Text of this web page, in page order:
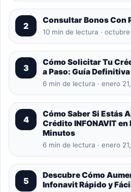
2
Consultar Bonos Con
10 min de lectura ·
3
Cómo Solicitar Tu
a Paso: Guía Definitiva
6 min de lectura · enero
4
Cómo Saber Si Estás
Crédito INFONAVIT en
Minutos
6 min de lectura · enero
5
Descubre Cómo
Infonavit Rápido y